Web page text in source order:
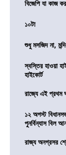
বিজেপি যা কাজ
১০টা
শুধু মসজিদ না,
স্বস্তির হাওয়া
হাইকোর্ট
রাজ্যে এই প্রথম
১২ অগস্ট
পুনর্বিন্যাস বিল
রাজ্য অনগ্রসর